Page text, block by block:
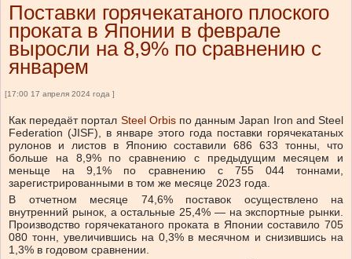
Поставки горячекатаного плоского
проката в Японии в феврале
выросли на 8,9% по сравнению с
январем
[17:00 17 апреля 2024 года ]
Как передаёт портал Steel Orbisпо данным Japan Iron and Steel
Federation (JISF), в январе этого года поставки горячекатаных
рулонов и листов в Японию составили686 633 тонны, что
больше на 8,9% по сравнению с предыдущим месяцем и
меньще на 9,1% по сравнению с 755 044 тоннами,
зарегистрированными в том же месяце 2023 года.
В отчетном месяце 74,6% поставок осуществлено на
внутренний рынок, а остальные 25,4% — на экспортные рынки.
Производство горячекатаного проката в Японии составило 705
080 тонн, увеличившись на 0,3% в месячном и снизившись на
1,3% в годовом сравнении.